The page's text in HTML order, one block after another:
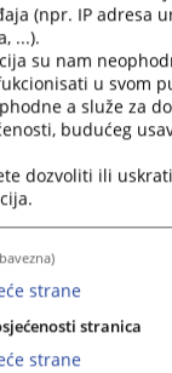
a
date.
Press
the
question
mark
key
get
the
keyboard
shortcuts
for
changing
u radni odnos
u radni odnos
(npr. IP adresa
...).
su nam
u svom
a služe za
budućeg
dozvoliti ili
strane
stranica
strane